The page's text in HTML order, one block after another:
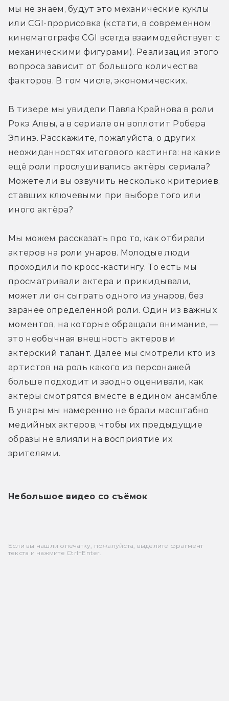
мы не знаем, будут это механические куклы
или CGI-прорисовка (кстати, в современном
кинематографе CGI всегда взаимодействует с
механическими фигурами). Реализация этого
вопроса зависит от большого количества
факторов. В том числе, экономических.
В тизере мы увидели Павла Крайнова в роли
Рокэ Алвы, а в сериале он воплотит Робера
Эпинэ. Расскажите, пожалуйста, о других
неожиданностях итогового кастинга: на какие
ещё роли прослушивались актёры сериала?
Можете ли вы озвучить несколько критериев,
ставших ключевыми при выборе того или
иного актёра?
Мы можем рассказать про то, как отбирали
актеров на роли унаров. Молодые люди
проходили по кросс-кастингу. То есть мы
просматривали актера и прикидывали,
может ли он сыграть одного из унаров, без
заранее определенной роли. Один из важных
моментов, на которые обращали внимание, —
это необычная внешность актеров и
актерский талант. Далее мы смотрели кто из
артистов на роль какого из персонажей
больше подходит и заодно оценивали, как
актеры смотрятся вместе в едином ансамбле.
В унары мы намеренно не брали масштабно
медийных актеров, чтобы их предыдущие
образы не влияли на восприятие их
зрителями.
Небольшое видео со съёмок
Если вы нашли опечатку, пожалуйста, выделите фрагмент
текста и нажмите Ctrl+Enter.